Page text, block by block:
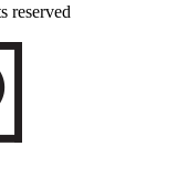
reserved